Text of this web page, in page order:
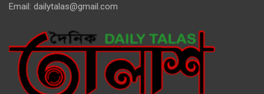
Email: dailytalas@gmail.com